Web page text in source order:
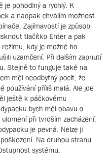
je pohodlný a rychlý. K
a naopak chválím možnost
Zajímavostí je způsob
tlačítko Enter a pak
kdy je možné ho
uzamčení. Při dalším zapnutí
Stejně to funguje také na
měl neodbytný pocit, že
používání příliš malá. Ale jde
ještě k páčkovému
bych měl obavu o
při tvrdším zacházení.
je pevná. Nelze ji
Na druhou stranu
systému.